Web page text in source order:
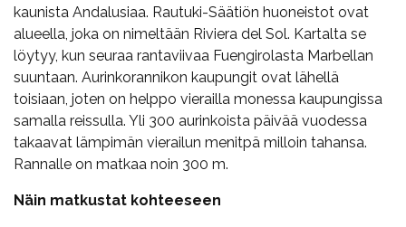
kaunista Andalusiaa. Rautuki-Säätiön huoneistot ovat
alueella, joka on nimeltään Riviera del Sol. Kartalta se
löytyy, kun seuraa rantaviivaa Fuengirolasta Marbellan
suuntaan. Aurinkorannikon kaupungit ovat lähellä
toisiaan, joten on helppo vierailla monessa kaupungissa
samalla reissulla. Yli 300 aurinkoista päivää vuodessa
takaavat lämpimän vierailun menitpä milloin tahansa.
Rannalle on matkaa noin 300 m.
Näin matkustat kohteeseen